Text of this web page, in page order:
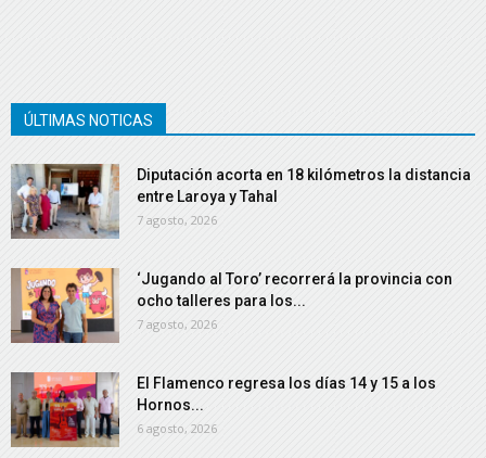
ÚLTIMAS NOTICAS
Diputación acorta en 18 kilómetros la distancia
entre Laroya y Tahal
7 agosto, 2026
‘Jugando al Toro’ recorrerá la provincia con
ocho talleres para los...
7 agosto, 2026
El Flamenco regresa los días 14 y 15 a los
Hornos...
6 agosto, 2026